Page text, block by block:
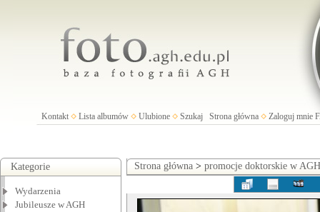
Kontakt Lista albumów Ulubione Szukaj Strona główna Zaloguj mnie
Kategorie
Wydarzenia
Jubileusze w AGH
Strona główna > promocje doktorskie w AGH